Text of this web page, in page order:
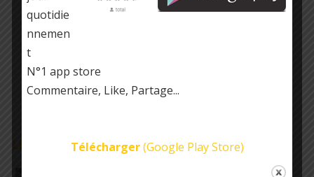
LE SAVIEZ-VOUS ?
Mickey Mouse a été le premier non-humain à
quotidie
nnemen
t
N°1 app store
Commentaire, Like, Partage...
Télécharger(Google Play Store)